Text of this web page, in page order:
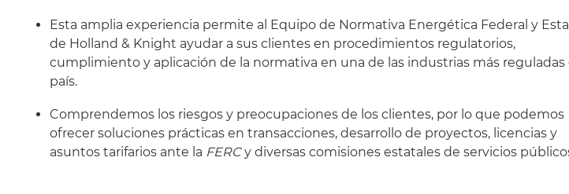
Esta amplia experiencia permite al Equipo de Normativa Energética Federal y
de Holland & Knight ayudar a sus clientes en procedimientos regulatorios,
cumplimiento y aplicación de la normativa en una de las industrias más reguladas
país.
Comprendemos los riesgos y preocupaciones de los clientes, por lo que podemos
ofrecer soluciones prácticas en transacciones, desarrollo de proyectos, licencias y
asuntos tarifarios ante la FERCy diversas comisiones estatales de servicios